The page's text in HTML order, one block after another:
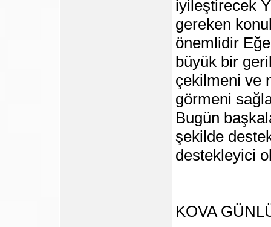
iyileştirecek
gereken
önemlidir
büyük bir
çekilmeni ve
görmeni
Bugün
şekilde
destekleyici
KOVA